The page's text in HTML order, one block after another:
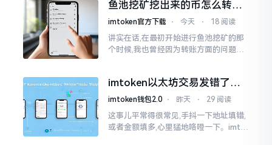
予协助进行操作的
鱼池挖矿挖出来的币怎么转到
imtoken钱包？
imtoken官方下载 ⋅ 今天 ⋅ 18 阅读
讲实在话,在最初开始进行鱼池挖矿的那
个时候,我也曾经因为转账方面的问题而
为畅快
imtoken以太坊交易发错了咋
整？取消方法告诉你
imtoken钱包2.0 ⋅ 昨天 ⋅ 29 阅读
这事儿平常得很常见,手抖一下地址填错,
或者金额填多,心里猛地咯噔一下。imto